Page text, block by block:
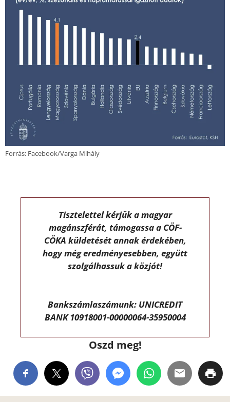
Forrás: Facebook/Varga Mihály
Tisztelettel kérjük a magyar
magánszférát, támogassa a CÖF-
CÖKA küldetését annak érdekében,
hogy még eredményesebben, együtt
szolgálhassuk a közjót!
Bankszámlaszámunk: UNICREDIT
BANK 10918001-00000064-35950004
Oszd meg!